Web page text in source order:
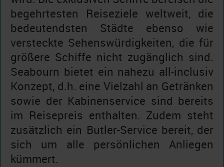
begehrtesten Reiseziele weltweit, die
bedeutendsten Städte ebenso wie
versteckte Sehenswürdigkeiten, die für
größere Schiffe nicht zugänglich sind.
Seabourn bietet ein nahezu all-inclusiv
Konzept, d.h. eine Vielzahl an Getränken
sowie der Kabinenservice sind bereits
im Reisepreis enthalten. Zudem steht
zusätzlich ein Butler-Service bereit, der
sich um alle persönlichen Anliegen
kümmert.